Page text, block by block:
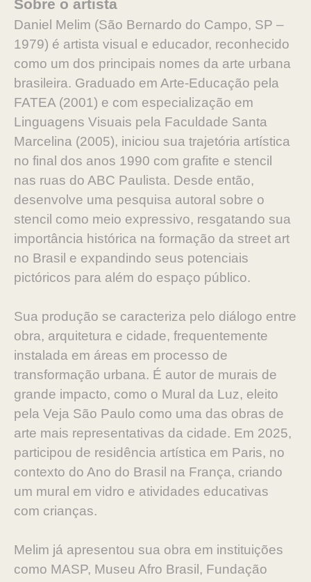
Sobre o artista
Daniel Melim (São Bernardo do Campo, SP –
1979) é artista visual e educador, reconhecido
como um dos principais nomes da arte urbana
brasileira. Graduado em Arte-Educação pela
FATEA (2001) e com especialização em
Linguagens Visuais pela Faculdade Santa
Marcelina (2005), iniciou sua trajetória artística
no final dos anos 1990 com grafite e stencil
nas ruas do ABC Paulista. Desde então,
desenvolve uma pesquisa autoral sobre o
stencil como meio expressivo, resgatando sua
importância histórica na formação da street art
no Brasil e expandindo seus potenciais
pictóricos para além do espaço público.
Sua produção se caracteriza pelo diálogo entre
obra, arquitetura e cidade, frequentemente
instalada em áreas em processo de
transformação urbana. É autor de murais de
grande impacto, como o Mural da Luz, eleito
pela Veja São Paulo como uma das obras de
arte mais representativas da cidade. Em 2025,
participou de residência artística em Paris, no
contexto do Ano do Brasil na França, criando
um mural em vidro e atividades educativas
com crianças.
Melim já apresentou sua obra em instituições
como MASP, Museu Afro Brasil, Fundação